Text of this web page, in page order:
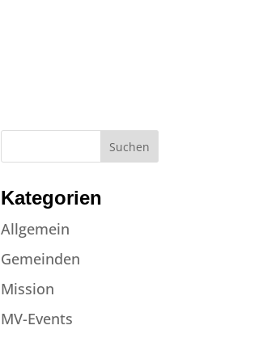
Kategorien
Allgemein
Gemeinden
Mission
MV-Events